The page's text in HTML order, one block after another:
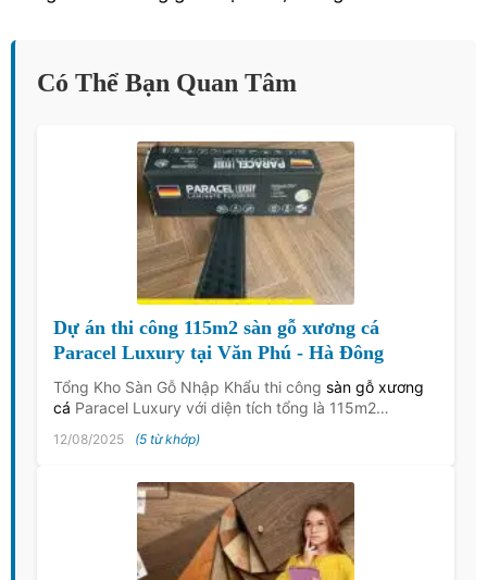
Có Thể Bạn Quan Tâm
Dự án thi công 115m2 sàn gỗ xương cá
Paracel Luxury tại Văn Phú - Hà Đông
Tổng Kho Sàn Gỗ Nhập Khẩu thi công sàn gỗ xương
cá Paracel Luxury với diện tích tổng là 115m2…
12/08/2025 (5 từ khớp)